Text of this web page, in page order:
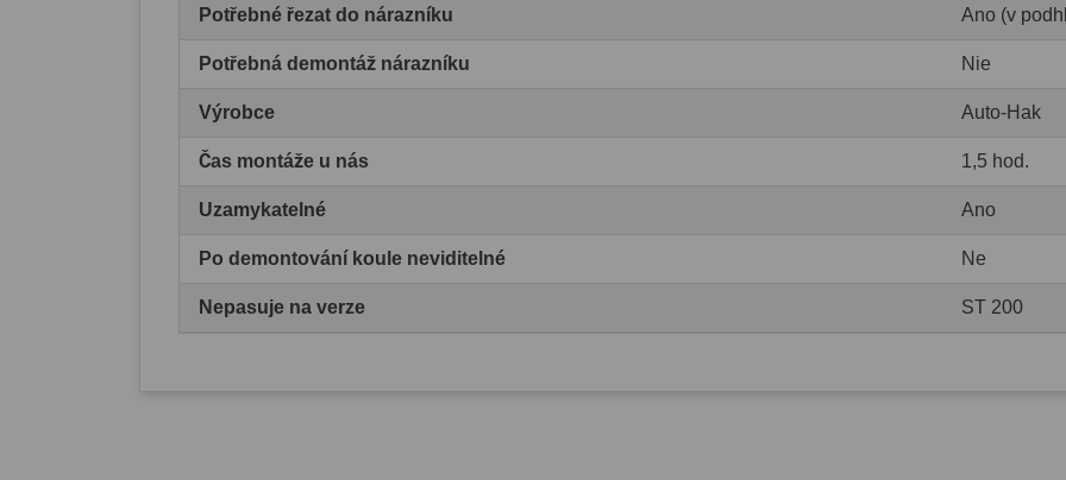
Potřebné řezat do nárazníku Ano (v
Potřebná demontáž nárazníku Nie
Výrobce Auto-Hak
Čas montáže u nás 1,5 hod.
Uzamykatelné Ano
Po demontování koule neviditelné Ne
Nepasuje na verze ST 200